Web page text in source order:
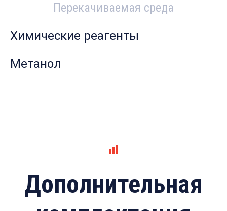
Перекачиваемая среда
Химические реагенты
Метанол
Дополнительная